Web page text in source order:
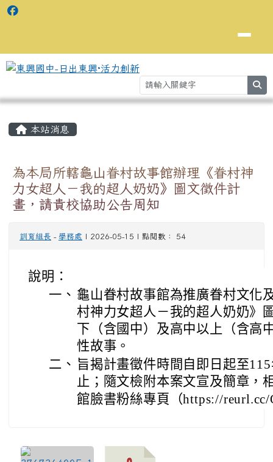
本站消息
為本局所轄龜山眷村故事館辦理《眷村神
力女超人－我的超人奶奶》圖文徵件計
畫，請貴校協助公告周知
訓育組長 - 學務處 | 2026-05-15 | 點閱數： 54
說明：
一、 龜山眷村故事館為推廣眷村文化
村神力女超人－我的超人奶奶》
下（含國中）及高中以上（含高
性故事。
二、 旨揭計畫徵件時間自即日起至
止；隨文檢附本案文宣及簡章，
館臉書粉絲專頁（https://